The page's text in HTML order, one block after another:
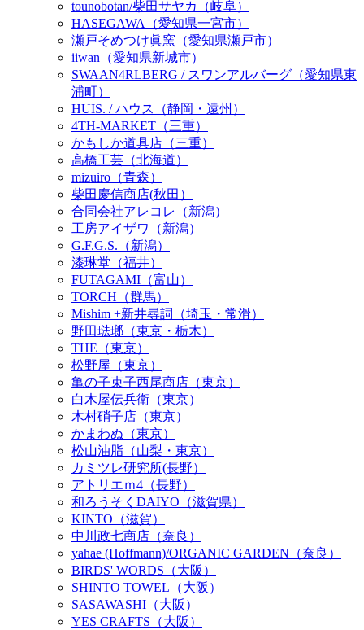
tounobotan/柴田サヤカ（岐阜）
HASEGAWA（愛知県一宮市）
瀬戸そめつけ眞窯（愛知県瀬戸市）
iiwan（愛知県新城市）
SWAAN4RLBERG / スワンアルバーグ（愛知県東
浦町）
HUIS. / ハウス（静岡・遠州）
4TH-MARKET（三重）
かもしか道具店（三重）
高橋工芸（北海道）
mizuiro（青森）
柴田慶信商店(秋田）
合同会社アレコレ（新潟）
工房アイザワ（新潟）
G.F.G.S.（新潟）
漆琳堂（福井）
FUTAGAMI（富山）
TORCH（群馬）
Mishim +新井尋詞（埼玉・常滑）
野田琺瑯（東京・栃木）
THE（東京）
松野屋（東京）
亀の子束子西尾商店（東京）
白木屋伝兵衛（東京）
木村硝子店（東京）
かまわぬ（東京）
松山油脂（山梨・東京）
カミツレ研究所(長野）
アトリエｍ4（長野）
和ろうそくDAIYO（滋賀県）
KINTO（滋賀）
中川政七商店（奈良）
yahae (Hoffmann)/ORGANIC GARDEN（奈良）
BIRDS' WORDS（大阪）
SHINTO TOWEL（大阪）
SASAWASHI（大阪）
YES CRAFTS（大阪）